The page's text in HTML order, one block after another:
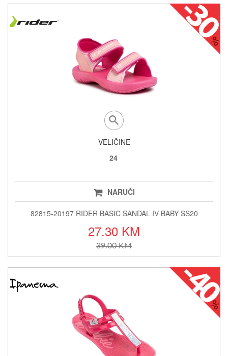
VELIČINE
24
NARUČI
82815-20197 RIDER BASIC SANDAL IV BABY SS20
27.30 KM
39.00 KM